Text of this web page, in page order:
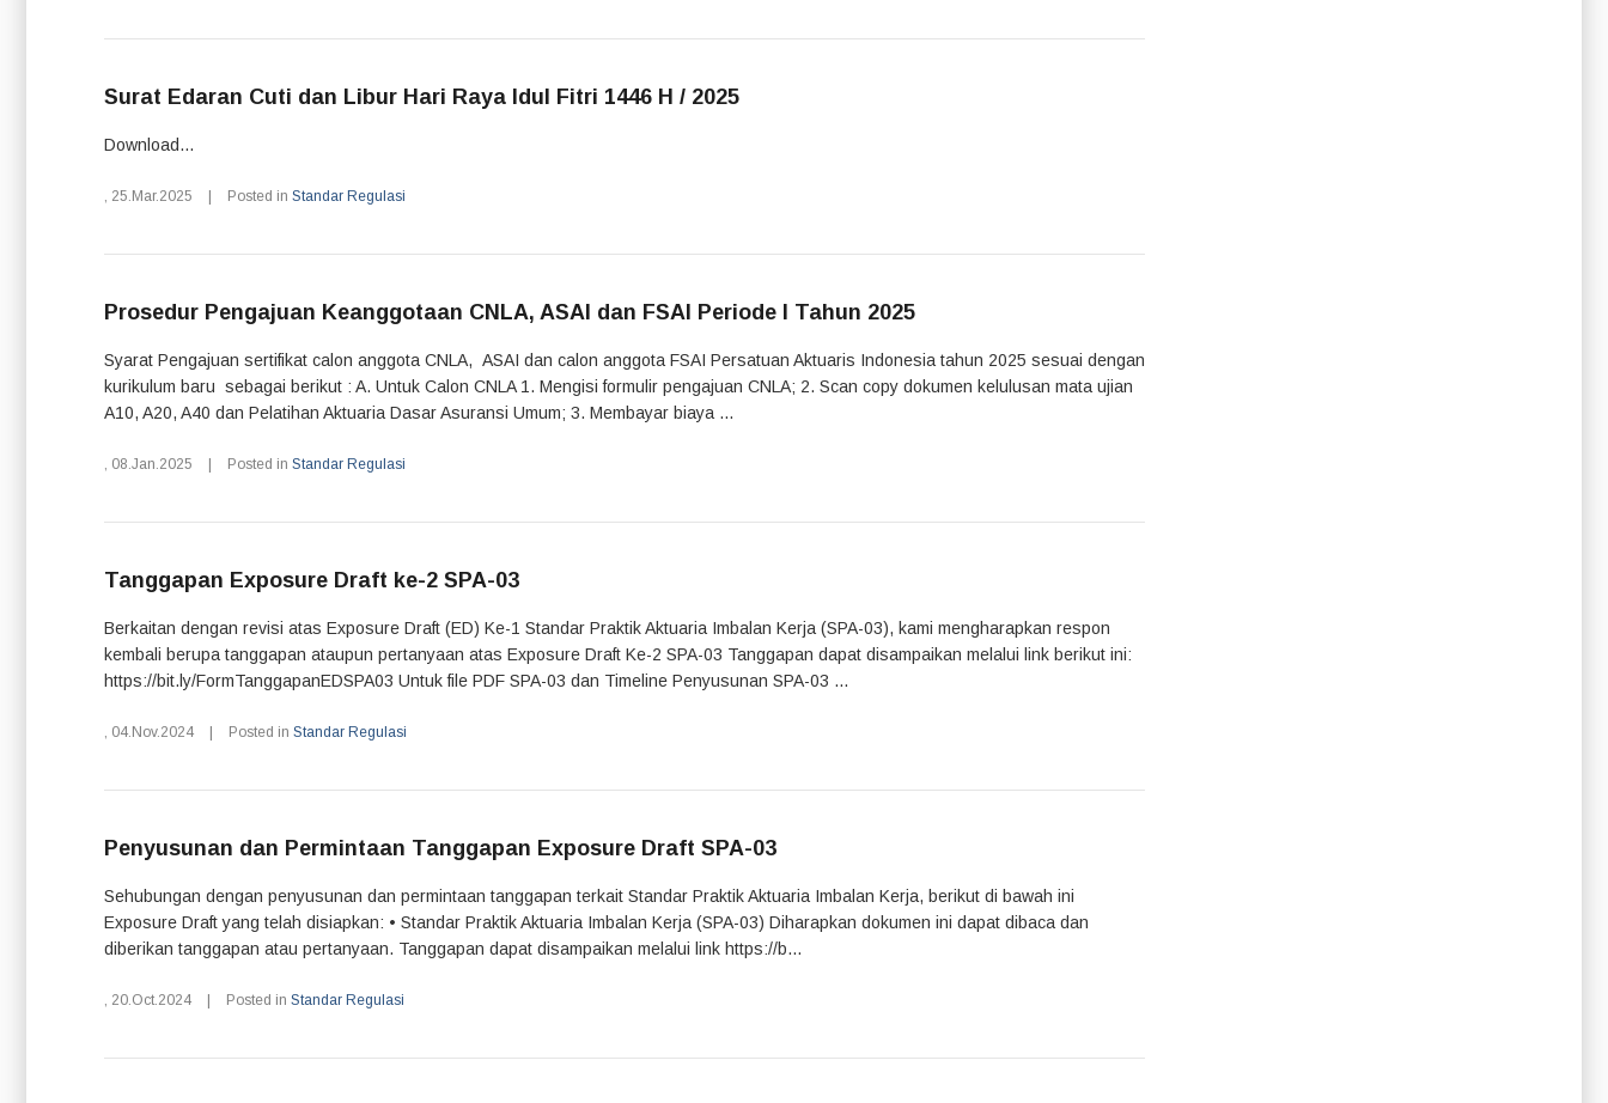
Surat Edaran Cuti dan Libur Hari Raya Idul Fitri 1446 H / 2025
Download...
, 25.Mar.2025 Posted in Standar Regulasi
Prosedur Pengajuan Keanggotaan CNLA, ASAI dan FSAI Periode I Tahun 2025
Syarat Pengajuan sertifikat calon anggota CNLA, ASAI dan calon anggota FSAI Persatuan Aktuaris Indonesia tahun 2025 sesuai dengan
kurikulum baru sebagai berikut : A. Untuk Calon CNLA 1. Mengisi formulir pengajuan CNLA; 2. Scan copy dokumen kelulusan mata ujian
A10, A20, A40 dan Pelatihan Aktuaria Dasar Asuransi Umum; 3. Membayar biaya ...
, 08.Jan.2025 Posted in Standar Regulasi
Tanggapan Exposure Draft ke-2 SPA-03
Berkaitan dengan revisi atas Exposure Draft (ED) Ke-1 Standar Praktik Aktuaria Imbalan Kerja (SPA-03), kami mengharapkan respon
kembali berupa tanggapan ataupun pertanyaan atas Exposure Draft Ke-2 SPA-03 Tanggapan dapat disampaikan melalui link berikut ini:
https://bit.ly/FormTanggapanEDSPA03 Untuk file PDF SPA-03 dan Timeline Penyusunan SPA-03 ...
, 04.Nov.2024 Posted in Standar Regulasi
Penyusunan dan Permintaan Tanggapan Exposure Draft SPA-03
Sehubungan dengan penyusunan dan permintaan tanggapan terkait Standar Praktik Aktuaria Imbalan Kerja, berikut di bawah ini
Exposure Draft yang telah disiapkan: • Standar Praktik Aktuaria Imbalan Kerja (SPA-03) Diharapkan dokumen ini dapat dibaca dan
diberikan tanggapan atau pertanyaan. Tanggapan dapat disampaikan melalui link https://b...
, 20.Oct.2024 Posted in Standar Regulasi